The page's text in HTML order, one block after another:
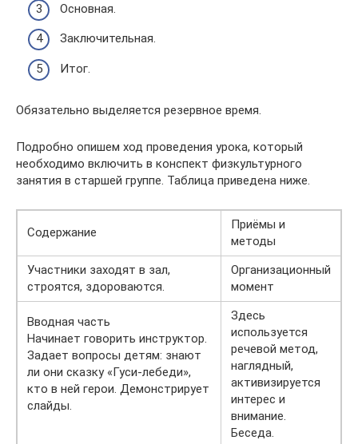
Основная.
Заключительная.
Итог.
Обязательно выделяется резервное время.
Подробно опишем ход проведения урока, который
необходимо включить в конспект физкультурного
занятия в старшей группе. Таблица приведена ниже.
Содержание
Приёмы и
методы
Участники заходят в зал,
строятся, здороваются.
Организационный
момент
Вводная часть
Начинает говорить инструктор.
Задает вопросы детям: знают
ли они сказку «Гуси-лебеди»,
кто в ней герои. Демонстрирует
слайды.
Здесь
используется
речевой метод,
наглядный,
активизируется
интерес и
внимание.
Беседа.